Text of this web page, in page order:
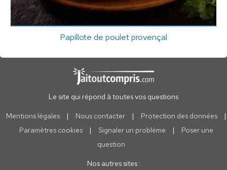
Papillote de poulet provençal
Le site qui répond à toutes vos questions
Mentions légales | Nous contacter | Protection des données
|
Paramètres cookies
| Signaler un problème |
Poser une
question
Nos autres sites :